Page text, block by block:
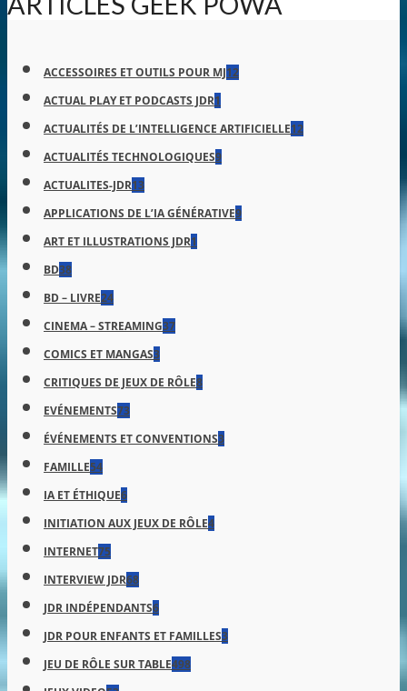
ACCESSOIRES ET OUTILS POUR MJ12
ACTUAL PLAY ET PODCASTS JDR1
ACTUALITÉS DE L’INTELLIGENCE ARTIFICIELLE12
ACTUALITÉS TECHNOLOGIQUES9
ACTUALITES-JDR13
APPLICATIONS DE L’IA GÉNÉRATIVE9
ART ET ILLUSTRATIONS JDR1
BD38
BD – LIVRE24
CINEMA – STREAMING37
COMICS ET MANGAS3
CRITIQUES DE JEUX DE RÔLE8
EVÉNEMENTS73
ÉVÉNEMENTS ET CONVENTIONS3
FAMILLE54
IA ET ÉTHIQUE6
INITIATION AUX JEUX DE RÔLE4
INTERNET75
INTERVIEW JDR68
JDR INDÉPENDANTS6
JDR POUR ENFANTS ET FAMILLES3
JEU DE RÔLE SUR TABLE498